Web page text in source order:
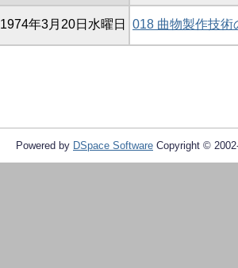
1974年3月20日水曜日 018 曲物製作技術
Powered by DSpace Software Copyright ©